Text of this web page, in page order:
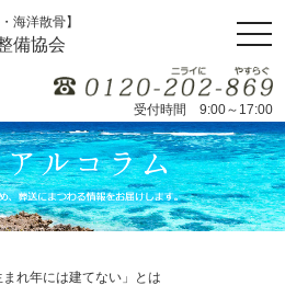
海洋散骨】
備協会
受付時間 9:00～17:00
れ年には建てない」とは